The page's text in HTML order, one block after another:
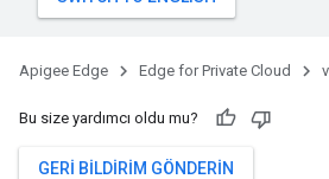
Apigee Edge Edge for Private Cloud
Bu size yardımcı oldu mu?
GERI BILDIRIM GÖNDERIN